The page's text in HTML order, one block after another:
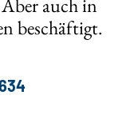
auch in
beschäftigt.